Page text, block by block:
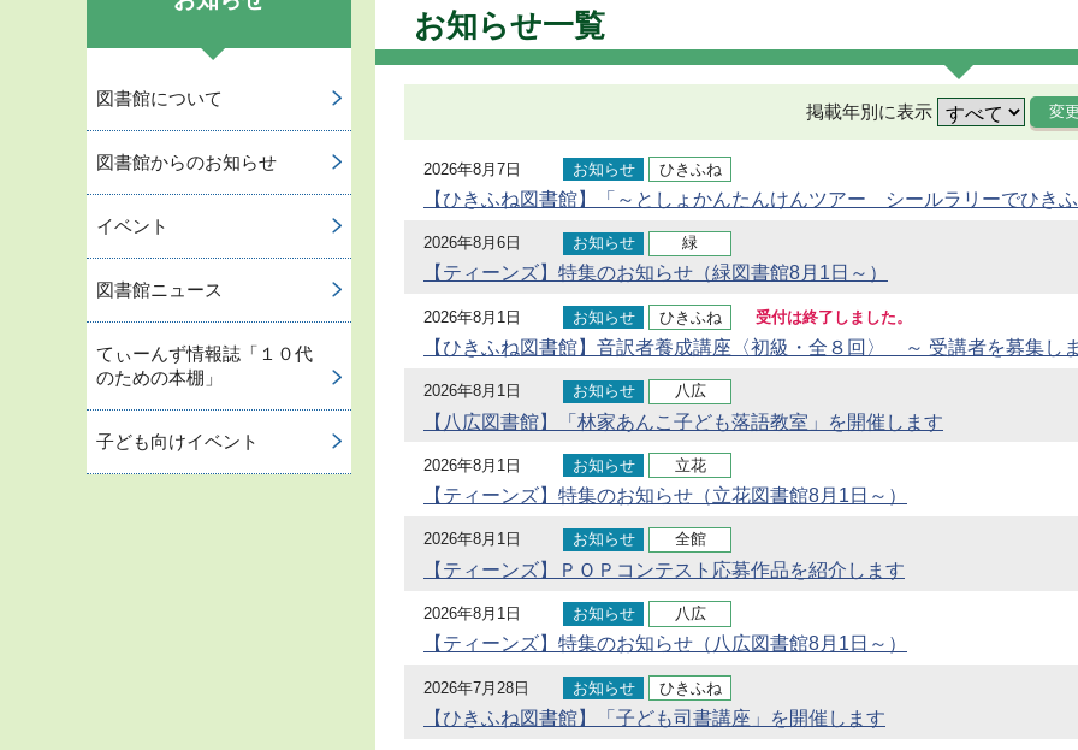
お知らせ一覧
掲載年別に表示
2026年8月7日 お知らせ ひきふね
【ひきふね図書館】「～としょかんたんけんツアー シールラリーでひき
2026年8月6日 お知らせ 緑
【ティーンズ】特集のお知らせ（緑図書館8月1日～）
2026年8月1日 お知らせ ひきふね 受付は終了しました。
【ひきふね図書館】音訳者養成講座〈初級・全８回〉 ～ 受講者を募集し
2026年8月1日 お知らせ 八広
【八広図書館】「林家あんこ子ども落語教室」を開催します
2026年8月1日 お知らせ 立花
【ティーンズ】特集のお知らせ（立花図書館8月1日～）
2026年8月1日 お知らせ 全館
【ティーンズ】ＰＯＰコンテスト応募作品を紹介します
2026年8月1日 お知らせ 八広
【ティーンズ】特集のお知らせ（八広図書館8月1日～）
2026年7月28日 お知らせ ひきふね
【ひきふね図書館】「子ども司書講座」を開催します
図書館について
図書館からのお知らせ
イベント
図書館ニュース
てぃーんず情報誌「１０代
のための本棚」
子ども向けイベント